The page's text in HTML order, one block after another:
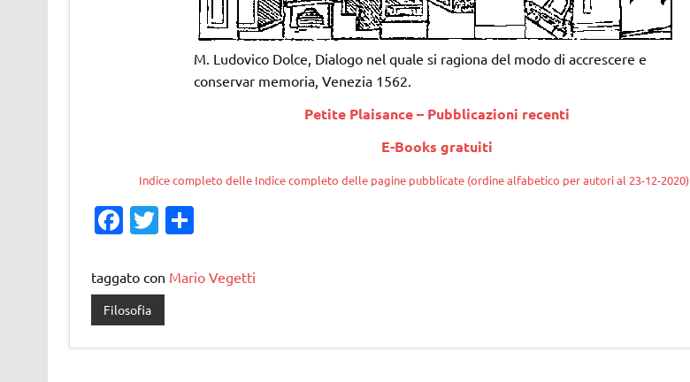
M. Ludovico Dolce, Dialogo nel quale si ragiona del modo di accrescere e
conservar memoria, Venezia 1562.
Petite Plaisance – Pubblicazioni recenti
E-Books gratuiti
Indice completo delle Indice completo delle pagine pubblicate (ordine alfabetico per autori al 23-12-2020)
Fa
e
b
o
T
it
te
r
C
n
taggato con Mario Vegetti
Filosofia